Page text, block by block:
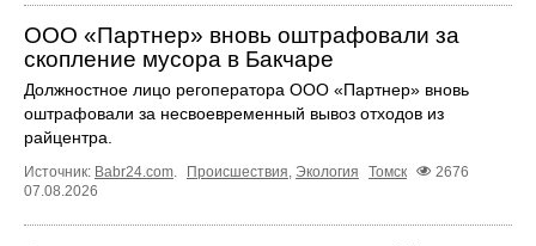
ООО «Партнер» вновь оштрафовали за
скопление мусора в Бакчаре
Должностное лицо регоператора ООО «Партнер» вновь
оштрафовали за несвоевременный вывоз отходов из
райцентра.
Источник: Babr24.com. Происшествия, Экология Томск
2676
07.08.2026